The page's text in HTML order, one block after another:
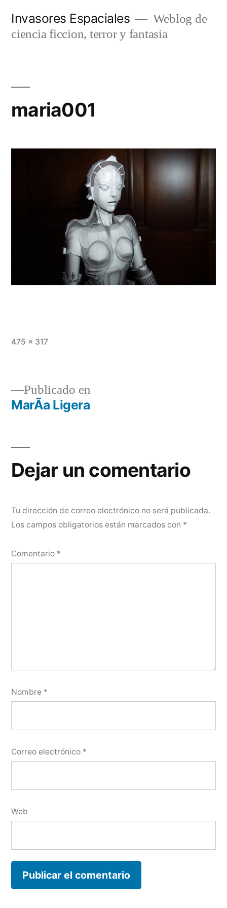
Invasores Espaciales
Weblog de
ciencia ficcion, terror y fantasia
maria001
Tamaño
475 × 317
Navegación
entradas
Publicado en
MarÃ­a Ligera
Dejar un comentario
Tu dirección de correo electrónico no será publicada.
Los campos obligatorios están marcados con *
Comentario *
Nombre *
Correo electrónico *
Web